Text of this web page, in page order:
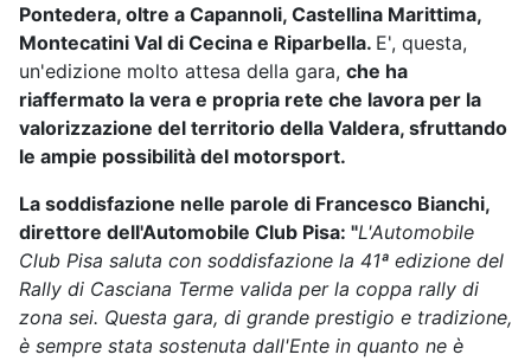
Pontedera, oltre a Capannoli, Castellina Marittima,
Montecatini Val di Cecina e Riparbella. E', questa,
un'edizione molto attesa della gara, che ha
riaffermato la vera e propria rete che lavora per la
valorizzazione del territorio della Valdera, sfruttando
le ampie possibilità del motorsport.
La soddisfazione nelle parole di Francesco Bianchi,
direttore dell'Automobile Club Pisa: "L'Automobile
Club Pisa saluta con soddisfazione la 41ª edizione del
Rally di Casciana Terme valida per la coppa rally di
zona sei. Questa gara, di grande prestigio e tradizione,
è sempre stata sostenuta dall'Ente in quanto ne è